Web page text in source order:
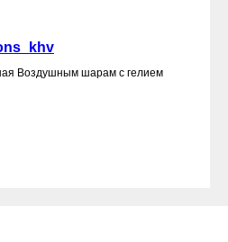
Воздушным шарам с гелием